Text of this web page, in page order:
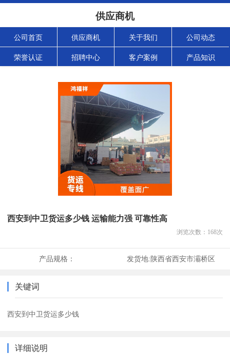
供应商机
公司首页 供应商机 关于我们 公司动态
荣誉认证 招聘中心 客户案例 产品知识
西安到中卫货运多少钱 运输能力强 可靠性高
浏览次数： 168次
产品规格： 发货地:陕西省西安市灞桥区
关键词
西安到中卫货运多少钱
详细说明